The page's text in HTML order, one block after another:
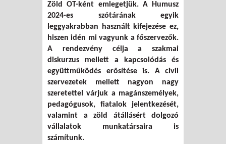
Zöld OT-ként emlegetjük. A Humusz
2024-es szótárának egyik
leggyakrabban használt kifejezése ez,
hiszen idén mi vagyunk a főszervezők.
A rendezvény célja a szakmai
diskurzus mellett a kapcsolódás és
együttműködés erősítése is. A civil
szervezetek mellett nagyon nagy
szeretettel várjuk a magánszemélyek,
pedagógusok, fiatalok jelentkezését,
valamint a zöld átállásért dolgozó
vállalatok munkatársaira is
számítunk.